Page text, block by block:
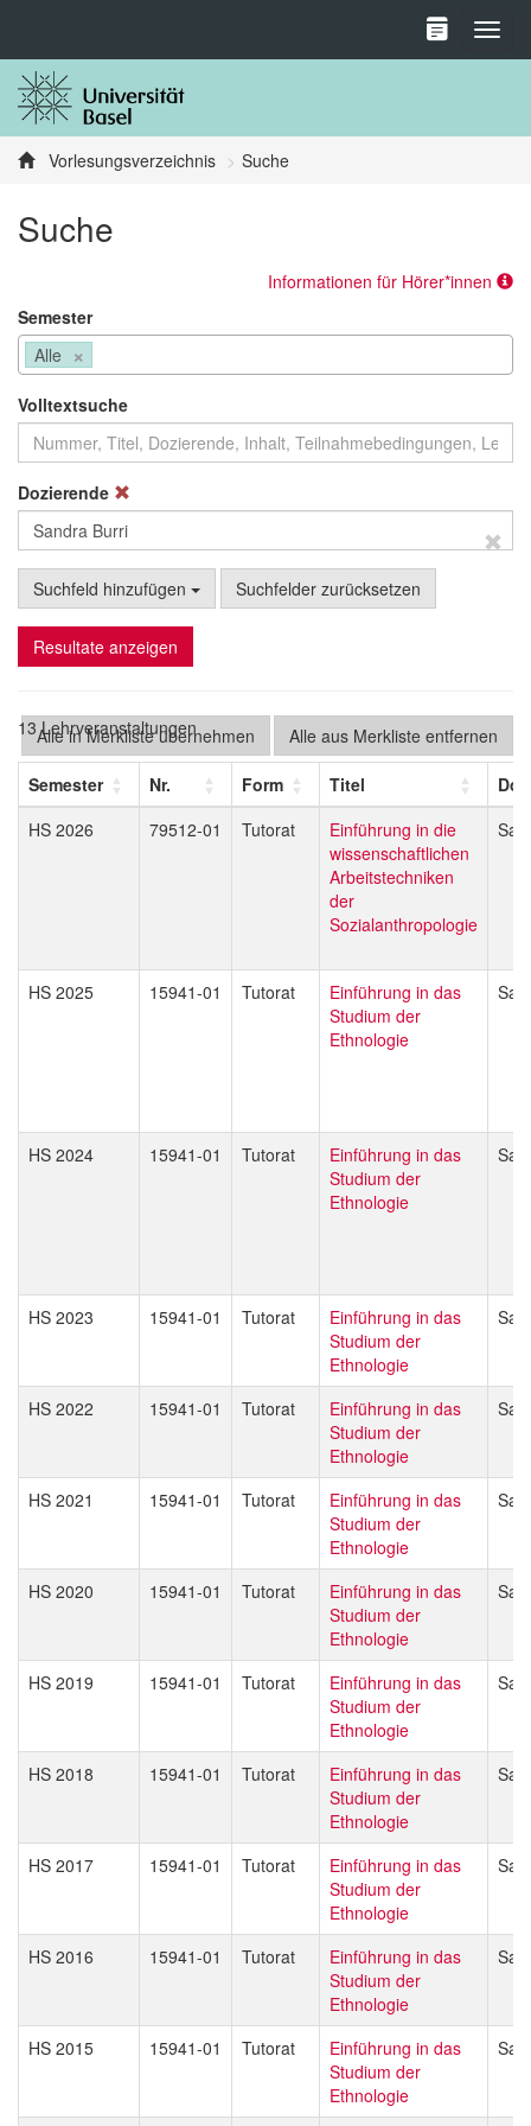
Vorlesungsverzeichnis Suche
Suche
Informationen für Hörer*innen
Semester
×
Alle
Volltextsuche
Dozierende
Suchfeld hinzufügen Suchfelder zurücksetzen
Resultate anzeigen
Alle aus Merkliste entfernen
Alle in Merkliste übernehmen
13 Lehrveranstaltungen
Semester Nr. Form Titel
HS 2026
79512-01 Tutorat
Einführung in die
wissenschaftlichen
Arbeitstechniken
der
Sozialanthropologie
HS 2025 15941-01 Tutorat
Einführung in das
Studium der
Ethnologie
HS 2024 15941-01 Tutorat
Einführung in das
Studium der
Ethnologie
HS 2023 15941-01 Tutorat
Einführung in das
Studium der
Ethnologie
HS 2022 15941-01 Tutorat
Einführung in das
Studium der
Ethnologie
HS 2021 15941-01 Tutorat
Einführung in das
Studium der
Ethnologie
HS 2020 15941-01 Tutorat
Einführung in das
Studium der
Ethnologie
HS 2019 15941-01 Tutorat
Einführung in das
Studium der
Ethnologie
HS 2018 15941-01 Tutorat
Einführung in das
Studium der
Ethnologie
HS 2017 15941-01 Tutorat
Einführung in das
Studium der
Ethnologie
HS 2016 15941-01 Tutorat
Einführung in das
Studium der
Ethnologie
HS 2015 15941-01 Tutorat
Einführung in das
Studium der
Ethnologie